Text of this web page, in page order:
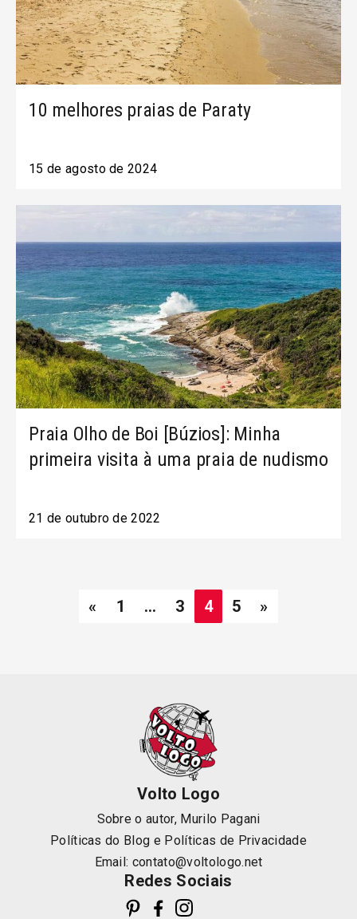
10 melhores praias de Paraty
15 de agosto de 2024
Praia Olho de Boi [Búzios]: Minha
primeira visita à uma praia de nudismo
21 de outubro de 2022
« 1 … 3 4 5 »
Volto Logo
Sobre o autor, Murilo Pagani
Políticas do Blog e Políticas de Privacidade
Email: contato@voltologo.net
Redes Sociais